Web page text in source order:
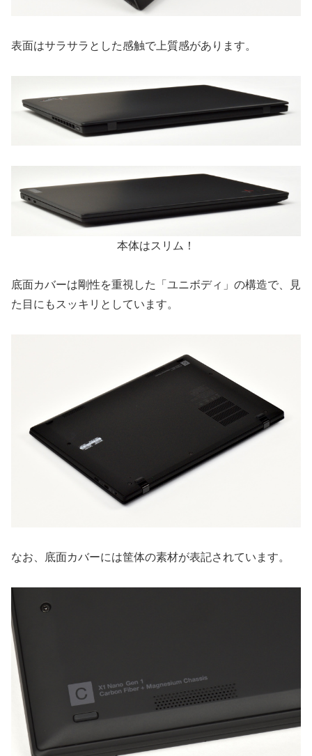
表面はサラサラとした感触で上質感があります。
本体はスリム！
底面カバーは剛性を重視した「ユニボディ」の構造で、見
た目にもスッキリとしています。
なお、底面カバーには筐体の素材が表記されています。